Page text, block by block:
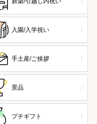
入園/入学祝い
手土産/ご挨拶
景品
プチギフト